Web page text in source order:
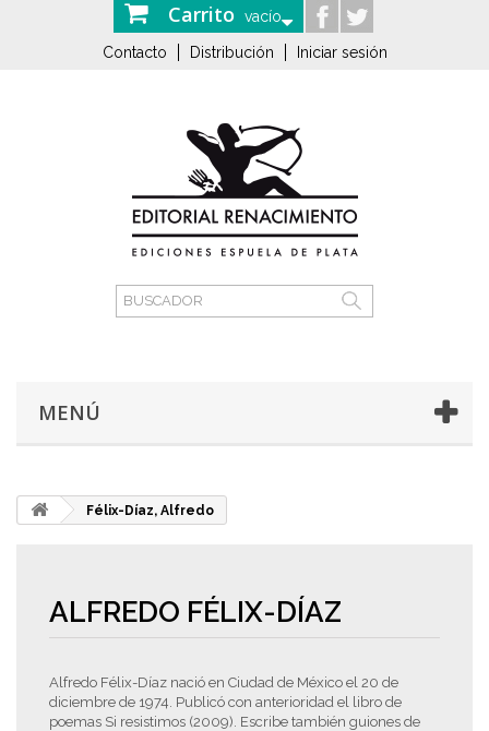
Carrito vacío
Contacto Distribución Iniciar sesión
MENÚ
Félix-Díaz, Alfredo
ALFREDO FÉLIX-DÍAZ
Alfredo Félix-Díaz nació en Ciudad de México el 20 de
diciembre de 1974. Publicó con anterioridad el libro de
poemas Si resistimos (2009). Escribe también guiones de